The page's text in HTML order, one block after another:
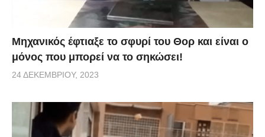
Μηχανικός έφτιαξε το σφυρί του Θορ και είναι ο
μόνος που μπορεί να το σηκώσει!
24 ΔΕΚΕΜΒΡΊΟΥ, 2023